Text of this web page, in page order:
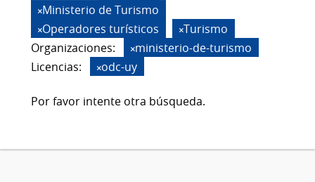
Ministerio de Turismo
Operadores turísticos
Turismo
Organizaciones:
ministerio-de-turismo
Licencias:
odc-uy
Por favor intente otra búsqueda.